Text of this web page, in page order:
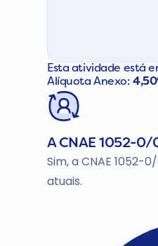
Esta atividade está
Alíquota Anexo:
A CNAE 1052-0/
Sim, a CNAE 1052-
atuais.